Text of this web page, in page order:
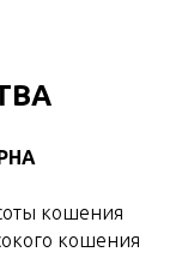
кошения
кошения